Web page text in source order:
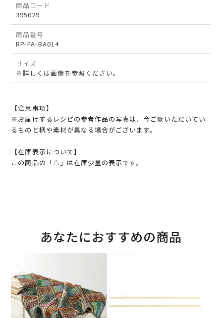
商品コード
395029
商品番号
RP-FA-BA014
サイズ
※詳しくは画像を参照ください。
【注意事項】
※お届けするレシピの参考作品の写真は、今ご覧いただいてい
るものと柄や素材が異なる場合がございます。
【在庫表示について】
この商品の「△」は在庫少量の表示です。
あなたにおすすめの商品